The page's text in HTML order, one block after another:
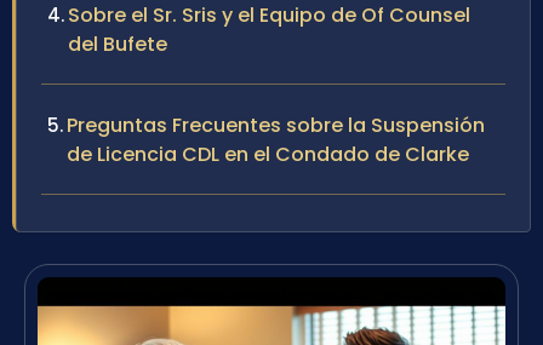
Sobre el Sr. Sris y el Equipo de Of Counsel
del Bufete
Preguntas Frecuentes sobre la Suspensión
de Licencia CDL en el Condado de Clarke